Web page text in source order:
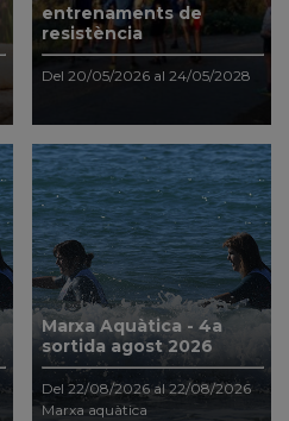
entrenaments de
resistència
Del 20/05/2026 al 24/05/2028
Marxa Aquàtica - 4a
sortida agost 2026
Del 22/08/2026 al 22/08/2026
Marxa aquàtica